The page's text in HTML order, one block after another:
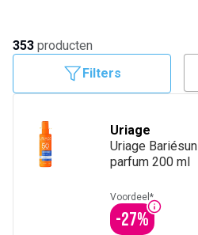
schaduw, beschermende kleding,
vooral tussen 11.00 en 15.00 uur
353 producten
Filters
Uriage
Uriage
parfum 200 ml
Voordeel*
-27%